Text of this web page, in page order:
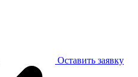
Оставить заявку